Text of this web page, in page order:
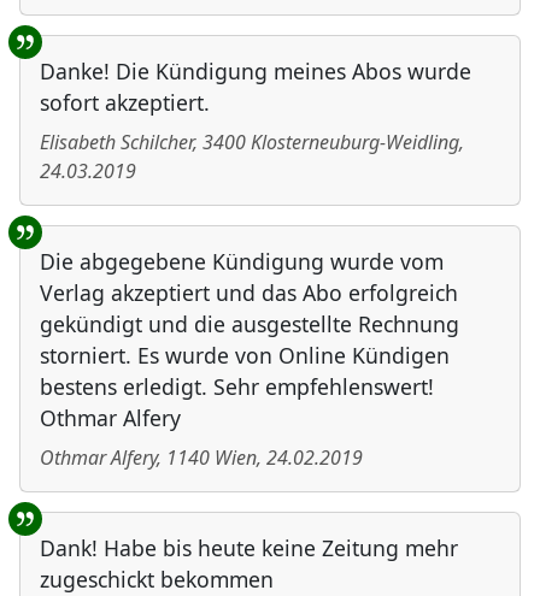
Danke! Die Kündigung meines Abos wurde
sofort akzeptiert.
Elisabeth Schilcher, 3400Klosterneuburg-Weidling,
24.03.2019
Die abgegebene Kündigung wurde vom
Verlag akzeptiert und das Abo erfolgreich
gekündigt und die ausgestellte Rechnung
storniert. Es wurde von Online Kündigen
bestens erledigt. Sehr empfehlenswert!
Othmar Alfery
Othmar Alfery, 1140 Wien, 24.02.2019
Dank! Habe bis heute keine Zeitung mehr
zugeschickt bekommen